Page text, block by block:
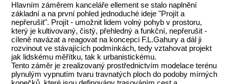
Hlavním záměrem kanceláře ellement se stalo naplnění
základní a na první pohled jednoduché ideje "Projít a
nepřerušit". Projít - umožnit lidem volný pohyb v prostoru,
který je kultivovaný, čistý, přehledný a funkční, nepřerušit -
cíleně navázat a reagovat na koncepci F.L.Gahury a dál ji
rozvinout ve stávajících podmínkách, tedy vztahovat projekt
jak lidskému měřítku, tak k urbanistickému.
Tento záměr je zrealizovaný prostřednictvím modelace terénu
plynulým vypnutím tvaru travnatých ploch do podoby mírných